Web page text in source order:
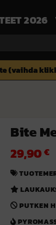
2026
(vaihda
Bite
29,90€
PUTKEN